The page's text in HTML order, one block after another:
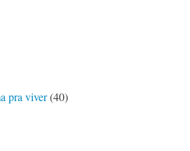
pra viver(40)